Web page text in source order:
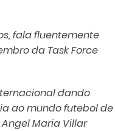
fala fluentemente
da Task Force
dando
ao mundo futebol de
Maria Villar